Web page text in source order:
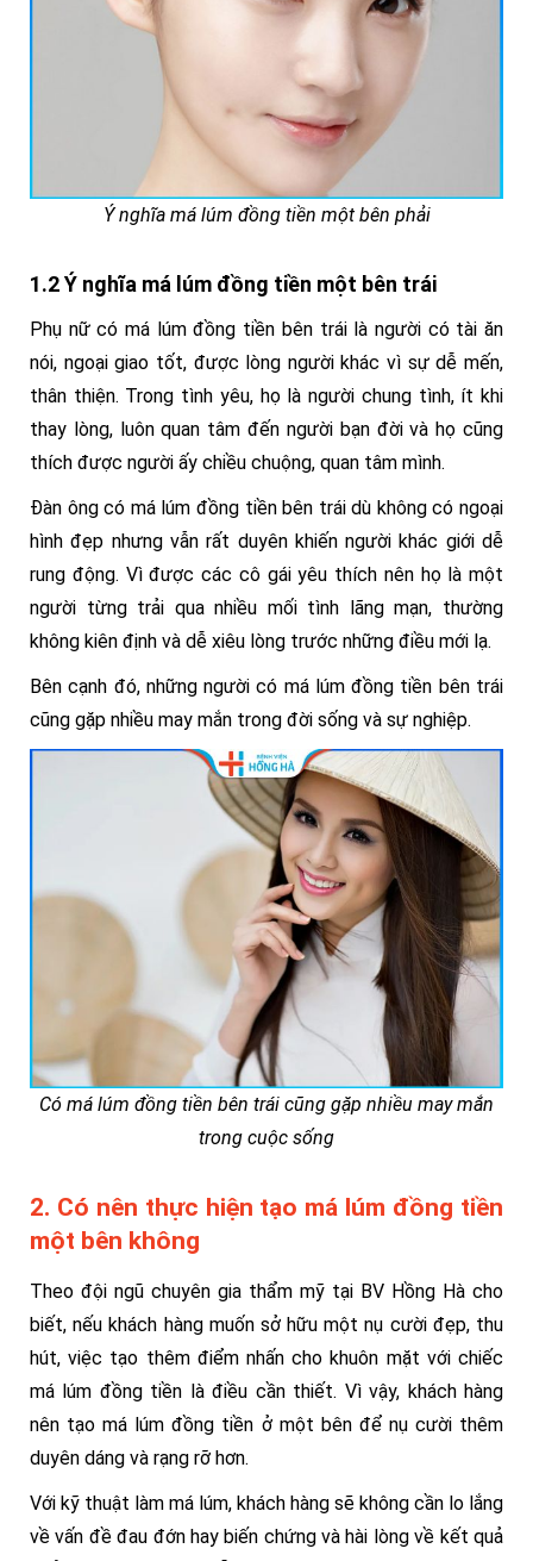
Ý nghĩa má lúm đồng tiền một bên phải
1.2 Ý nghĩa má lúm đồng tiền một bên trái
Phụ nữ có má lúm đồng tiền bên trái là người có tài ăn
nói, ngoại giao tốt, được lòng người khác vì sự dễ mến,
thân thiện. Trong tình yêu, họ là người chung tình, ít khi
thay lòng, luôn quan tâm đến người bạn đời và họ cũng
thích được người ấy chiều chuộng, quan tâm mình.
Đàn ông có má lúm đồng tiền bên trái dù không có ngoại
hình đẹp nhưng vẫn rất duyên khiến người khác giới dễ
rung động. Vì được các cô gái yêu thích nên họ là một
người từng trải qua nhiều mối tình lãng mạn, thường
không kiên định và dễ xiêu lòng trước những điều mới lạ.
Bên cạnh đó, những người có má lúm đồng tiền bên trái
cũng gặp nhiều may mắn trong đời sống và sự nghiệp.
Có má lúm đồng tiền bên trái cũng gặp nhiều may mắn
trong cuộc sống
2. Có nên thực hiện tạo má lúm đồng tiền
một bên không
Theo đội ngũ chuyên gia thẩm mỹ tại BV Hồng Hà cho
biết, nếu khách hàng muốn sở hữu một nụ cười đẹp, thu
hút, việc tạo thêm điểm nhấn cho khuôn mặt với chiếc
má lúm đồng tiền là điều cần thiết. Vì vậy, khách hàng
nên tạo má lúm đồng tiền ở một bên để nụ cười thêm
duyên dáng và rạng rỡ hơn.
Với kỹ thuật làm má lúm, khách hàng sẽ không cần lo lắng
về vấn đề đau đớn hay biến chứng và hài lòng về kết quả